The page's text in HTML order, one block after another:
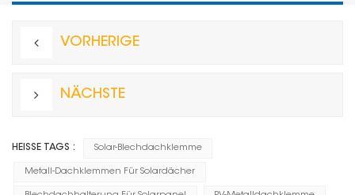
VORHERIGE
NÄCHSTE
HEISSE TAGS : Solar-Blechdachklemme
Metall-Dachklemmen Für Solardächer